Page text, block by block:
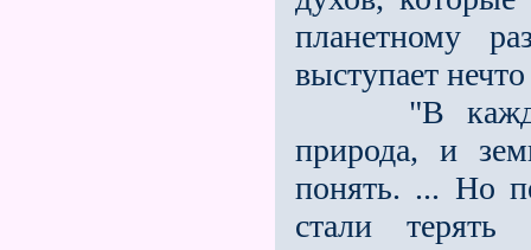
планетному
выступает
"В каждом
природа, и
понять. ... Но
стали терять